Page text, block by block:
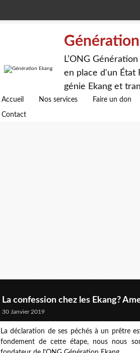
L’ONG
en place d'un État
génie Ekang et
avenirs.
Accueil Nos services Faire un don
Contact
La confession chez les Ekang?
30 Janvier 2019
La déclaration de ses péchés à un prêtre
fondement de cette étape, nous nous